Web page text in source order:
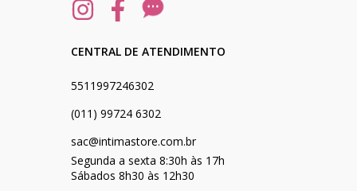
CENTRAL DE ATENDIMENTO
5511997246302
(011) 99724 6302
sac@intimastore.com.br
Segunda a sexta 8:30h às 17h
Sábados 8h30 às 12h30